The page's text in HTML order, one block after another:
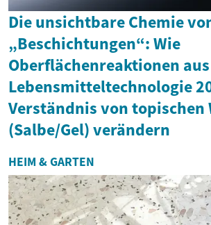
Die unsichtbare Chemie
„Beschichtungen“: Wie
Oberflächenreaktionen
Lebensmitteltechnologie
Verständnis von topischen
(Salbe/Gel) verändern
HEIM & GARTEN